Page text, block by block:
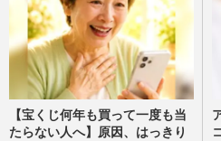
【宝くじ何年も買って一度も当
たらない人へ】原因、はっきり